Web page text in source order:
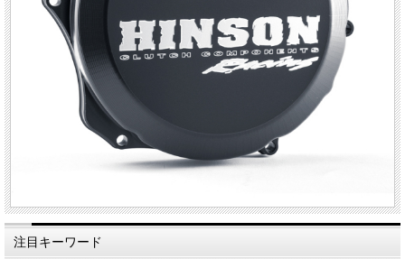
注目キーワード